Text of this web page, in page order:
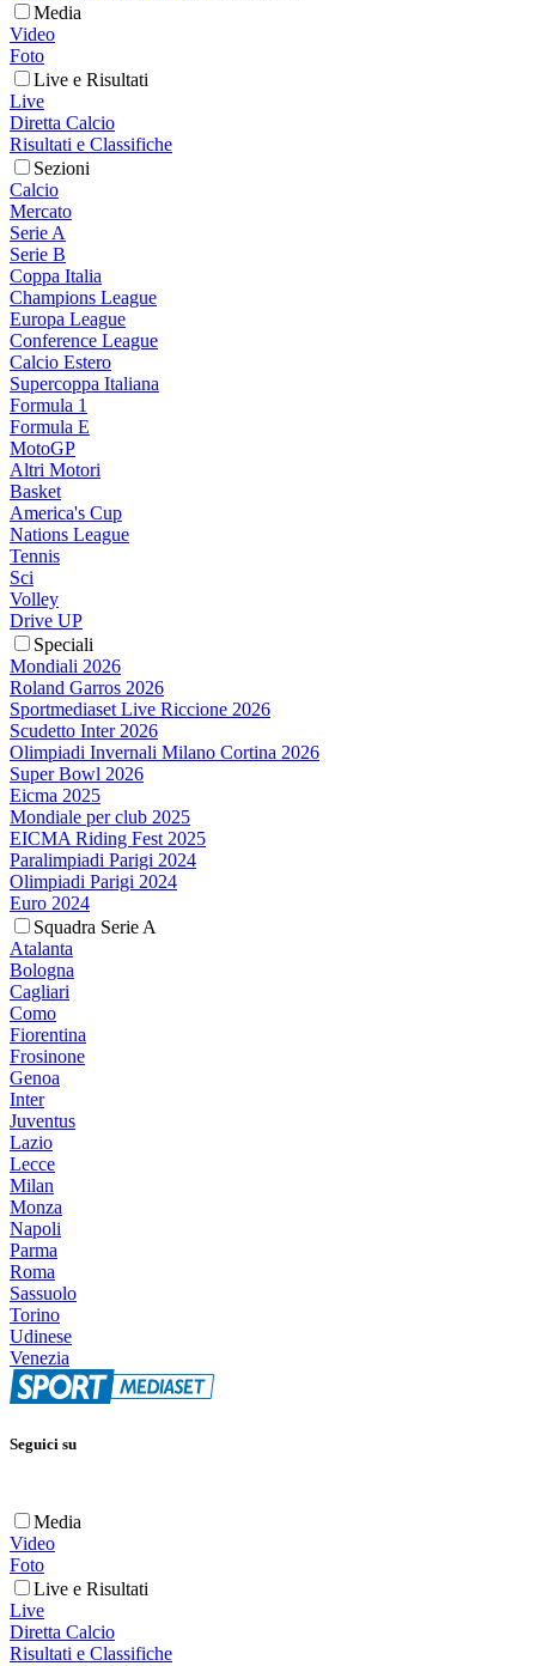
Media
Video
Foto
Live e Risultati
Live
Diretta Calcio
Risultati e Classifiche
Sezioni
Calcio
Mercato
Serie A
Serie B
Coppa Italia
Champions League
Europa League
Conference League
Calcio Estero
Supercoppa Italiana
Formula 1
Formula E
MotoGP
Altri Motori
Basket
America's Cup
Nations League
Tennis
Sci
Volley
Drive UP
Speciali
Mondiali 2026
Roland Garros 2026
Sportmediaset Live Riccione 2026
Scudetto Inter 2026
Olimpiadi Invernali Milano Cortina 2026
Super Bowl 2026
Eicma 2025
Mondiale per club 2025
EICMA Riding Fest 2025
Paralimpiadi Parigi 2024
Olimpiadi Parigi 2024
Euro 2024
Squadra Serie A
Atalanta
Bologna
Cagliari
Como
Fiorentina
Frosinone
Genoa
Inter
Juventus
Lazio
Lecce
Milan
Monza
Napoli
Parma
Roma
Sassuolo
Torino
Udinese
Venezia
Seguici su
Media
Video
Foto
Live e Risultati
Live
Diretta Calcio
Risultati e Classifiche